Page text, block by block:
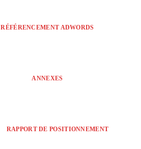
RÉFÉRENCEMENT ADWORDS
ANNEXES
RAPPORT DE POSITIONNEMENT